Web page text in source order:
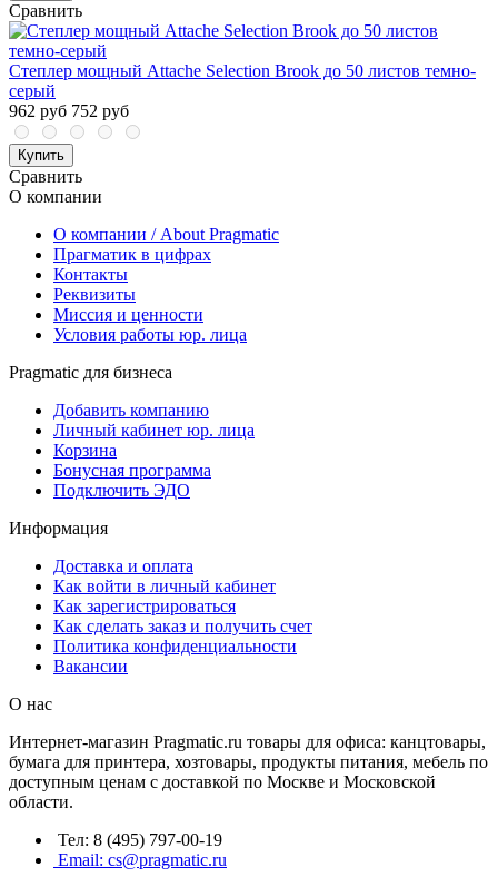
Сравнить
Степлер мощный Attache Selection Brook до 50 листов темно-
серый
962 руб 752 руб
Купить
Сравнить
О компании
О компании / About Pragmatic
Прагматик в цифрах
Контакты
Реквизиты
Миссия и ценности
Условия работы юр. лица
Pragmatic для бизнеса
Добавить компанию
Личный кабинет юр. лица
Корзина
Бонусная программа
Подключить ЭДО
Информация
Доставка и оплата
Как войти в личный кабинет
Как зарегистрироваться
Как сделать заказ и получить счет
Политика конфиденциальности
Вакансии
О нас
Интернет-магазин Pragmatic.ru товары для офиса: канцтовары,
бумага для принтера, хозтовары, продукты питания, мебель по
доступным ценам с доставкой по Москве и Московской
области.
Тел: 8 (495) 797-00-19
Email: cs@pragmatic.ru